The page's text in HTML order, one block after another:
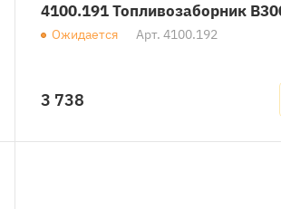
4100.191 Топливозаборник
Ожидается Арт.4100.192
3 738